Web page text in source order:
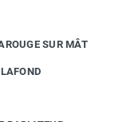
SUR MÂT